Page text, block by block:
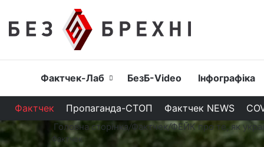
Головна
Фактчек-Лаб БезБ-Video Інфографіка
Фактчек Пропаганда-СТОП Фактчек NEWS
Головна сторінка/Фактчек/ФЕЙК про те, як
Фактчек